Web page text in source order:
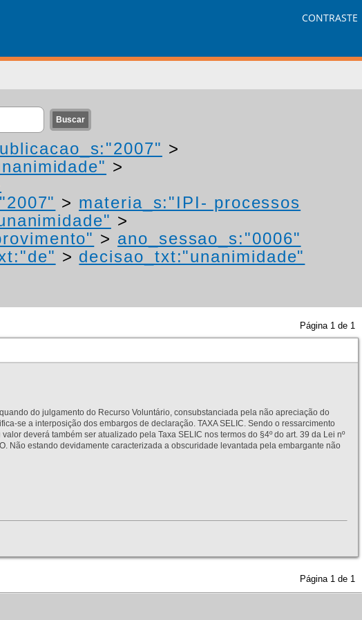
CONTRASTE
>
>
> materia_s:"IPI- processos
>
> ano_sessao_s:"0006"
> decisao_txt:"unanimidade"
Página 1 de 1
do julgamento do Recurso Voluntário, consubstanciada pela não apreciação do
se a interposição dos embargos de declaração. TAXA SELIC. Sendo o ressarcimento
deverá também ser atualizado pela Taxa SELIC nos termos do §4º do art. 39 da Lei nº
Não estando devidamente caracterizada a obscuridade levantada pela embargante não
Página 1 de 1